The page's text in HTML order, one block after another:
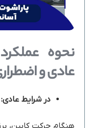
نحوه
عادی و
در شرایط عادی: